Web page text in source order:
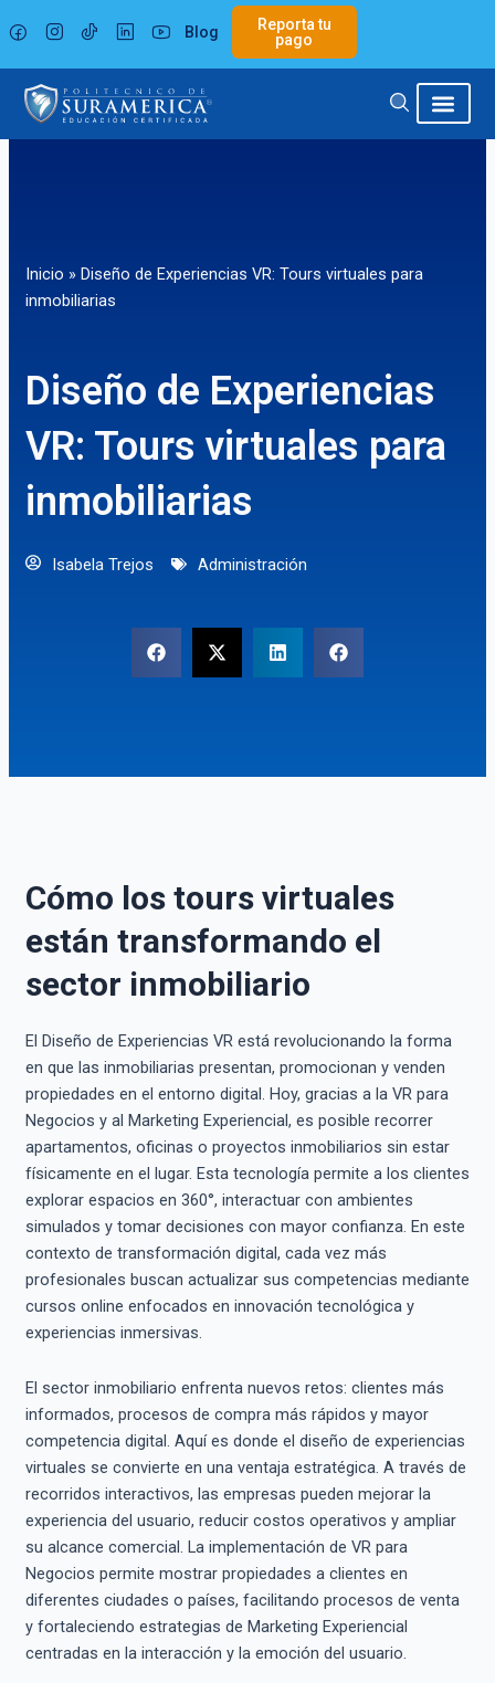
al
contenido
Blog
Reporta tu
pago
Inicio » Diseño de Experiencias VR: Tours virtuales para
inmobiliarias
Diseño de Experiencias
VR: Tours virtuales para
inmobiliarias
Isabela Trejos Administración
Cómo los tours virtuales
están transformando el
sector inmobiliario
El Diseño de Experiencias VR está revolucionando la forma
en que las inmobiliarias presentan, promocionan y venden
propiedades en el entorno digital. Hoy, gracias a la VR para
Negocios y al Marketing Experiencial, es posible recorrer
apartamentos, oficinas o proyectos inmobiliarios sin estar
físicamente en el lugar. Esta tecnología permite a los clientes
explorar espacios en 360°, interactuar con ambientes
simulados y tomar decisiones con mayor confianza. En este
contexto de transformación digital, cada vez más
profesionales buscan actualizar sus competencias mediante
cursos online enfocados en innovación tecnológica y
experiencias inmersivas.
El sector inmobiliario enfrenta nuevos retos: clientes más
informados, procesos de compra más rápidos y mayor
competencia digital. Aquí es donde el diseño de experiencias
virtuales se convierte en una ventaja estratégica. A través de
recorridos interactivos, las empresas pueden mejorar la
experiencia del usuario, reducir costos operativos y ampliar
su alcance comercial. La implementación de VR para
Negocios permite mostrar propiedades a clientes en
diferentes ciudades o países, facilitando procesos de venta
y fortaleciendo estrategias de Marketing Experiencial
centradas en la interacción y la emoción del usuario.